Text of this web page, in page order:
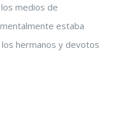
medios de
estaba
hermanos y devotos